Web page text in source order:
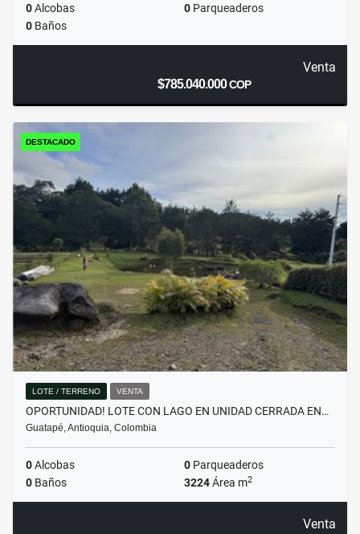
0Alcobas 0 Parqueaderos
0 Baños
Venta
$785.040.000COP
DESTACADO
LOTE / TERRENO VENTA
OPORTUNIDAD! LOTE CON LAGO EN UNIDAD CERRADA EN…
Guatapé, Antioquia, Colombia
0Alcobas 0 Parqueaderos
0 Baños 3224Área m2
Venta